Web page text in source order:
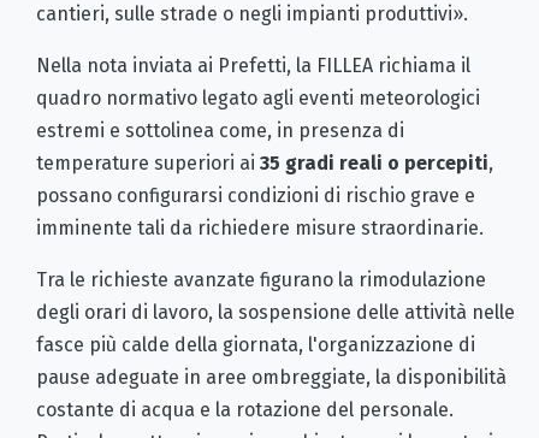
cantieri, sulle strade o negli impianti produttivi».
Nella nota inviata ai Prefetti, la FILLEA richiama il
quadro normativo legato agli eventi meteorologici
estremi e sottolinea come, in presenza di
temperature superiori ai 35 gradi reali o percepiti,
possano configurarsi condizioni di rischio grave e
imminente tali da richiedere misure straordinarie.
Tra le richieste avanzate figurano la rimodulazione
degli orari di lavoro, la sospensione delle attività nelle
fasce più calde della giornata, l'organizzazione di
pause adeguate in aree ombreggiate, la disponibilità
costante di acqua e la rotazione del personale.